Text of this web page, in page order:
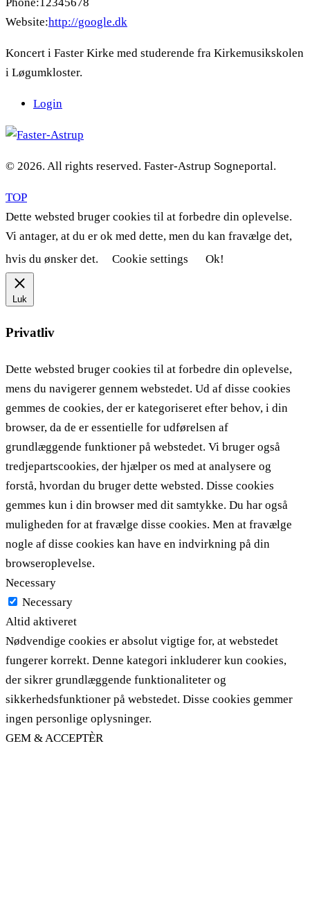
Website:http://google.dk
Koncert i Faster Kirke med studerende fra Kirkemusikskolen
i Løgumkloster.
Login
© 2026. All rights reserved. Faster-Astrup Sogneportal.
TOP
Dette websted bruger cookies til at forbedre din oplevelse.
Vi antager, at du er ok med dette, men du kan fravælge det,
hvis du ønsker det.
Cookie settings Ok!
Luk
Privatliv
Dette websted bruger cookies til at forbedre din oplevelse,
mens du navigerer gennem webstedet. Ud af disse cookies
gemmes de cookies, der er kategoriseret efter behov, i din
browser, da de er essentielle for udførelsen af ​​
grundlæggende funktioner på webstedet. Vi bruger også
tredjepartscookies, der hjælper os med at analysere og
forstå, hvordan du bruger dette websted. Disse cookies
gemmes kun i din browser med dit samtykke. Du har også
muligheden for at fravælge disse cookies. Men at fravælge
nogle af disse cookies kan have en indvirkning på din
browseroplevelse.
Necessary
Necessary
Altid aktiveret
Nødvendige cookies er absolut vigtige for, at webstedet
fungerer korrekt. Denne kategori inkluderer kun cookies,
der sikrer grundlæggende funktionaliteter og
sikkerhedsfunktioner på webstedet. Disse cookies gemmer
ingen personlige oplysninger.
GEM & ACCEPTÈR